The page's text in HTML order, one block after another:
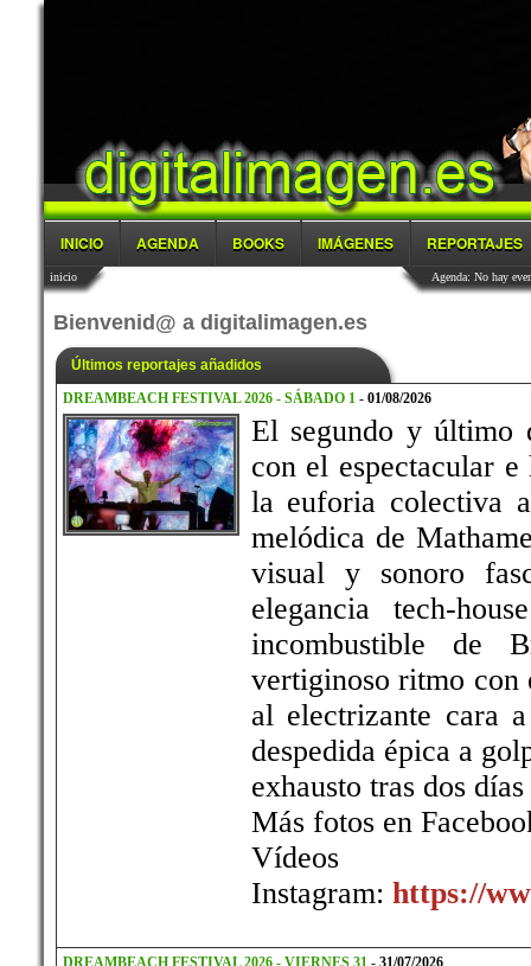
INICIO AGENDA BOOKS IMÁGENES REPORTAJES
inicio Agenda: No hay
Bienvenid@ a digitalimagen.es
Últimos reportajes añadidos
DREAMBEACH FESTIVAL 2026 - SÁBADO 1- 01/08/2026
El segundo y último
con el espectacular
la euforia colectiva
melódica de
visual y sonoro
elegancia tech-
incombustible de
vertiginoso ritmo con
al electrizante cara
despedida épica a
exhausto tras dos
Más fotos en
Instagram: https://
DREAMBEACH FESTIVAL 2026 - VIERNES 31- 31/07/2026